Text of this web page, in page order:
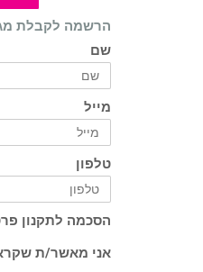
הרשמה לקבלת
שם
מייל
טלפון
הסכמה לתקנון
אני מאשר/ת